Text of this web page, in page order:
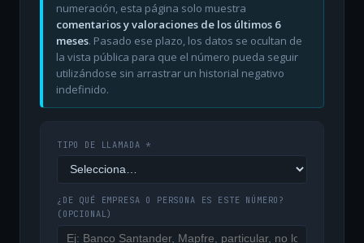
numeración, esta página solo muestra
comentarios y valoraciones de los últimos 6
meses. Pasado ese plazo, los datos se ocultan de
la vista pública para que el número pueda seguir
utilizándose sin arrastrar un historial negativo
indefinido.
TIPO DE LLAMADA *
¿DE QUÉ EMPRESA O PERSONA ES ESTE NÚMERO?
(OPCIONAL)